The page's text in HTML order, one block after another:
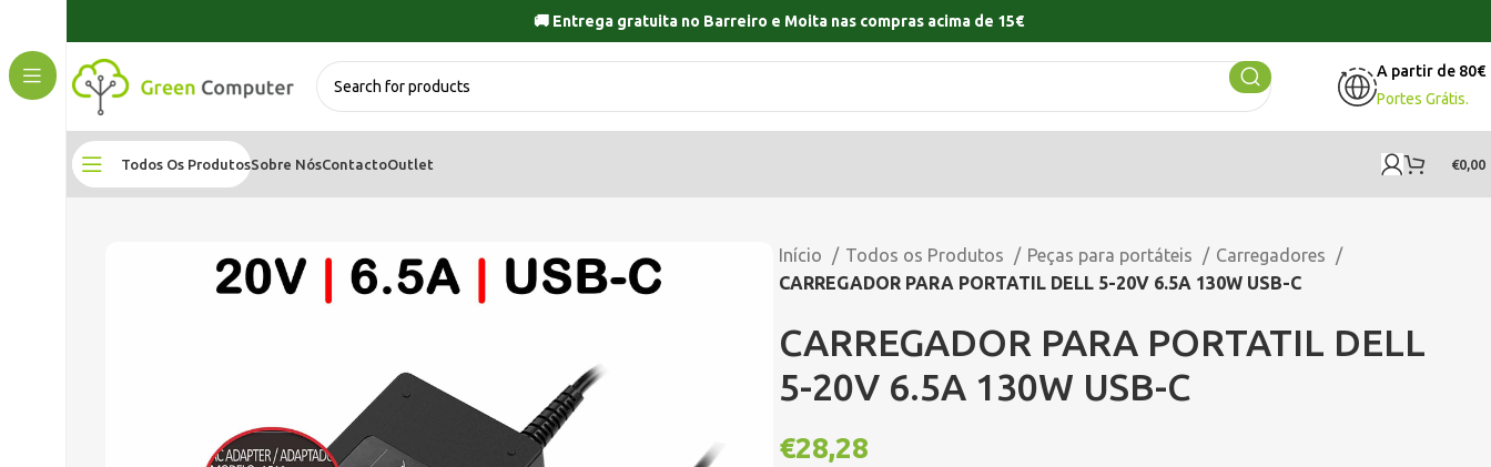
🚚 Entrega gratuita no Barreiro e Moita nas compras acima de 15€
A partir de 80€
Portes Grátis.
Todos Os ProdutosSobre NósContactoOutlet €0,00
Início Todos os Produtos Peças para portáteis
Carregadores
CARREGADOR PARA PORTATIL DELL 5-20V 6.5A 130W USB-C
CARREGADOR PARA PORTATIL DELL
5-20V 6.5A 130W USB-C
€28,28